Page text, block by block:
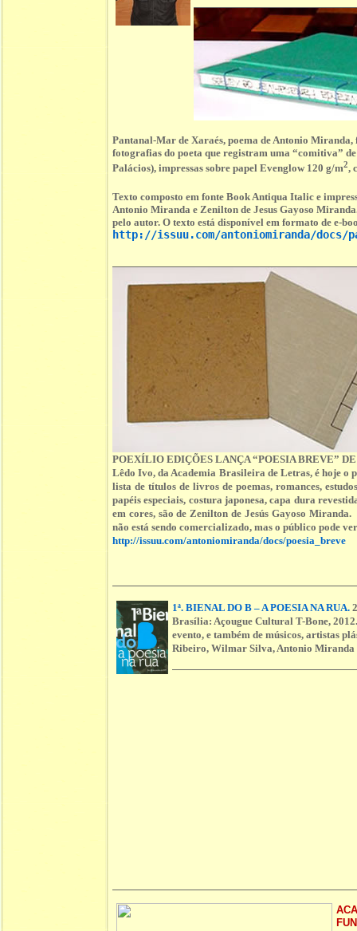
Pantanal-Mar de Xaraés, poema de Antonio Miranda,
fotografias do poeta que registram uma “comitiva”
Palácios), impressas sobre papel Evenglow 120 g/m2,
Texto composto em fonte Book Antiqua Italic e
Antonio Miranda e Zenilton de Jesus Gayoso
pelo autor. O texto está disponível em formato de e-
http://issuu.com/antoniomiranda/docs/
POEXÍLIO EDIÇÕES LANÇA “POESIA BREVE”
Lêdo Ivo, da Academia Brasileira de Letras, é hoje
lista de títulos de livros de poemas, romances,
papéis especiais, costura japonesa, capa dura
em cores, são de Zenilton de Jesús Gayoso
não está sendo comercializado, mas o público pode
http://issuu.com/antoniomiranda/docs/poesia_breve
1ª. BIENAL DO B – A POESIA NA RUA.
Brasília: Açougue Cultural T-Bone,
evento, e também de músicos, artistas
Ribeiro, Wilmar Silva, Antonio Miranda